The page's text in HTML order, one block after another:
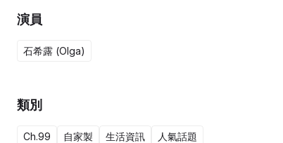
演員
石希露 (Olga)
類別
Ch.99 自家製 生活資訊 人氣話題